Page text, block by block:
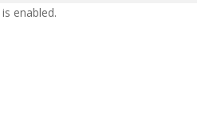
enabled.